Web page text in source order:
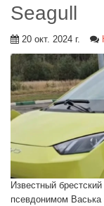
Seagull
20 окт. 2024 г.
Известный
псевдонимом Васька